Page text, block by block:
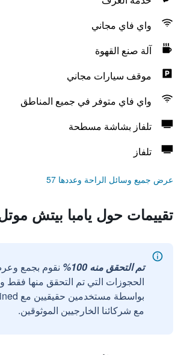
واي فاي مجاني
آلة صنع القهوة
موقف سيارات مجاني
واي فاي متوفر في جميع المناطق
تلفاز بشاشة مسطحة
تلفاز
عرض جميع وسائل الراحة وعددها 57
تقييمات حول يامبا بيتش
تم التحقق منه 100%
نقوم بجمع
الحجوزات التي تم التحقق منها فقط
مع شركائنا الخارجيين الموثوقين.